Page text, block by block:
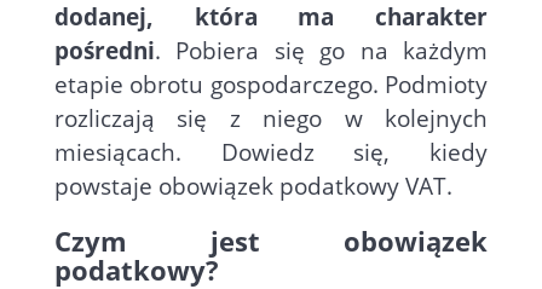
dodanej, która ma charakter
pośredni. Pobiera się go na każdym
etapie obrotu gospodarczego. Podmioty
rozliczają się z niego w kolejnych
miesiącach. Dowiedz się, kiedy
powstaje obowiązek podatkowy VAT.
Czym jest obowiązek
podatkowy?